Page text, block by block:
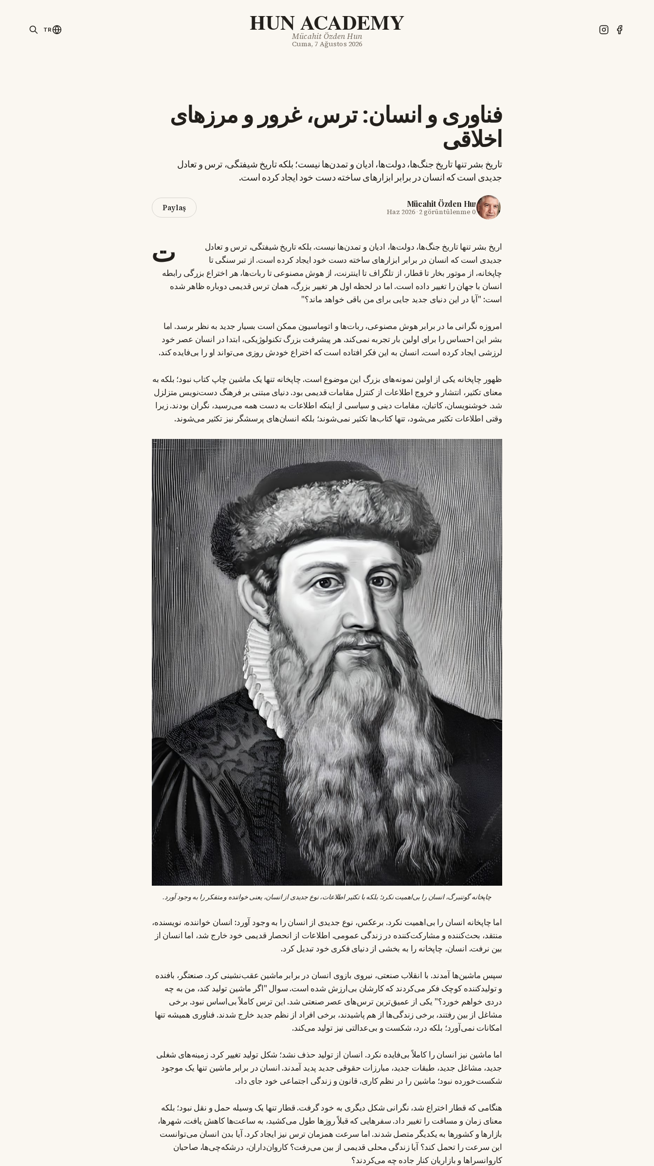
HUN ACADEMY
Mücahit Özden Hun
Cuma, 7 Ağustos 2026
TR
فناوری و انسان: ترس، غرور و مرزهای
اخلاقی
تاریخ بشر تنها تاریخ جنگ‌ها، دولت‌ها، ادیان و تمدن‌ها نیست؛ بلکه تاریخ شیفتگی، ترس و تعادل
جدیدی است که انسان در برابر ابزارهای ساخته دست خود ایجاد کرده است.
Mücahit Özden Hun
09 Haz 2026
· 2 görüntülenme
Paylaş
ت
اریخ بشر تنها تاریخ جنگ‌ها، دولت‌ها، ادیان و تمدن‌ها نیست. بلکه تاریخ شیفتگی، ترس و تعادل
جدیدی است که انسان در برابر ابزارهای ساخته دست خود ایجاد کرده است. از تبر سنگی تا
چاپخانه، از موتور بخار تا قطار، از تلگراف تا اینترنت، از هوش مصنوعی تا ربات‌ها، هر اختراع بزرگی رابطه
انسان با جهان را تغییر داده است. اما در لحظه اول هر تغییر بزرگ، همان ترس قدیمی دوباره ظاهر شده
است: "آیا در این دنیای جدید جایی برای من باقی خواهد ماند؟"
امروزه نگرانی ما در برابر هوش مصنوعی، ربات‌ها و اتوماسیون ممکن است بسیار جدید به نظر برسد. اما
بشر این احساس را برای اولین بار تجربه نمی‌کند. هر پیشرفت بزرگ تکنولوژیکی، ابتدا در انسان عصر خود
لرزشی ایجاد کرده است. انسان به این فکر افتاده است که اختراع خودش روزی می‌تواند او را بی‌فایده کند.
ظهور چاپخانه یکی از اولین نمونه‌های بزرگ این موضوع است. چاپخانه تنها یک ماشین چاپ کتاب نبود؛ بلکه به
معنای تکثیر، انتشار و خروج اطلاعات از کنترل مقامات قدیمی بود. دنیای مبتنی بر فرهنگ دست‌نویس متزلزل
شد. خوشنویسان، کاتبان، مقامات دینی و سیاسی از اینکه اطلاعات به دست همه می‌رسید، نگران بودند. زیرا
وقتی اطلاعات تکثیر می‌شود، تنها کتاب‌ها تکثیر نمی‌شوند؛ بلکه انسان‌های پرسشگر نیز تکثیر می‌شوند.
چاپخانه گوتنبرگ، انسان را بی‌اهمیت نکرد؛ بلکه با تکثیر اطلاعات، نوع جدیدی از انسان، یعنی خواننده و متفکر را به وجود آورد.
اما چاپخانه انسان را بی‌اهمیت نکرد. برعکس، نوع جدیدی از انسان را به وجود آورد: انسان خواننده، نویسنده،
منتقد، بحث‌کننده و مشارکت‌کننده در زندگی عمومی. اطلاعات از انحصار قدیمی خود خارج شد، اما انسان از
بین نرفت. انسان، چاپخانه را به بخشی از دنیای فکری خود تبدیل کرد.
سپس ماشین‌ها آمدند. با انقلاب صنعتی، نیروی بازوی انسان در برابر ماشین عقب‌نشینی کرد. صنعتگر، بافنده
و تولیدکننده کوچک فکر می‌کردند که کارشان بی‌ارزش شده است. سوال "اگر ماشین تولید کند، من به چه
دردی خواهم خورد؟" یکی از عمیق‌ترین ترس‌های عصر صنعتی شد. این ترس کاملاً بی‌اساس نبود. برخی
مشاغل از بین رفتند، برخی زندگی‌ها از هم پاشیدند، برخی افراد از نظم جدید خارج شدند. فناوری همیشه تنها
امکانات نمی‌آورد؛ بلکه درد، شکست و بی‌عدالتی نیز تولید می‌کند.
اما ماشین نیز انسان را کاملاً بی‌فایده نکرد. انسان از تولید حذف نشد؛ شکل تولید تغییر کرد. زمینه‌های شغلی
جدید، مشاغل جدید، طبقات جدید، مبارزات حقوقی جدید پدید آمدند. انسان در برابر ماشین تنها یک موجود
شکست‌خورده نبود؛ ماشین را در نظم کاری، قانون و زندگی اجتماعی خود جای داد.
هنگامی که قطار اختراع شد، نگرانی شکل دیگری به خود گرفت. قطار تنها یک وسیله حمل و نقل نبود؛ بلکه
معنای زمان و مسافت را تغییر داد. سفرهایی که قبلاً روزها طول می‌کشید، به ساعت‌ها کاهش یافت. شهرها،
بازارها و کشورها به یکدیگر متصل شدند. اما سرعت همزمان ترس نیز ایجاد کرد. آیا بدن انسان می‌توانست
این سرعت را تحمل کند؟ آیا زندگی محلی قدیمی از بین می‌رفت؟ کاروان‌داران، درشکه‌چی‌ها، صاحبان
کاروانسراها و بازاریان کنار جاده چه می‌کردند؟